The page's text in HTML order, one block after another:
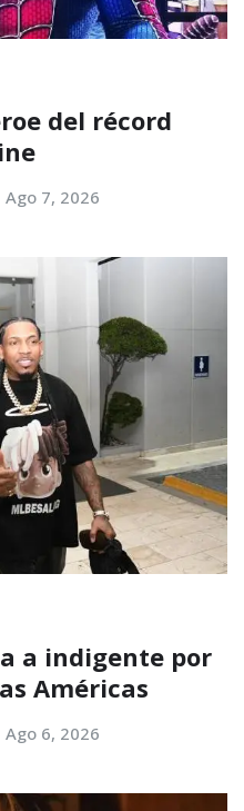
del récord
Ago 7, 2026
a indigente por
Américas
Ago 6, 2026